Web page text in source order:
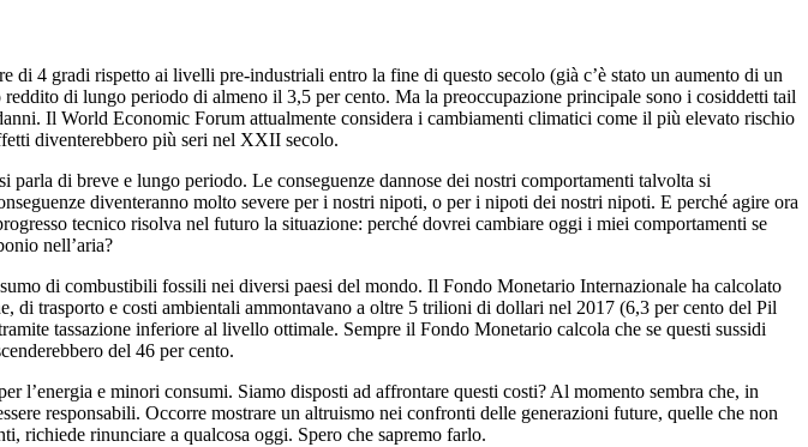
di 4 gradi rispetto ai livelli pre-industriali entro la fine di questo secolo (già c’è stato un aumento di un
di lungo periodo di almeno il 3,5 per cento. Ma la preoccupazione principale sono i cosiddetti tail
Il World Economic Forum attualmente considera i cambiamenti climatici come il più elevato rischio
diventerebbero più seri nel XXII secolo.
di breve e lungo periodo. Le conseguenze dannose dei nostri comportamenti talvolta si
diventeranno molto severe per i nostri nipoti, o per i nipoti dei nostri nipoti. E perché agire ora
tecnico risolva nel futuro la situazione: perché dovrei cambiare oggi i miei comportamenti se
nell’aria?
di combustibili fossili nei diversi paesi del mondo. Il Fondo Monetario Internazionale ha calcolato
trasporto e costi ambientali ammontavano a oltre 5 trilioni di dollari nel 2017 (6,3 per cento del Pil
tassazione inferiore al livello ottimale. Sempre il Fondo Monetario calcola che se questi sussidi
del 46 per cento.
l’energia e minori consumi. Siamo disposti ad affrontare questi costi? Al momento sembra che, in
responsabili. Occorre mostrare un altruismo nei confronti delle generazioni future, quelle che non
richiede rinunciare a qualcosa oggi. Spero che sapremo farlo.